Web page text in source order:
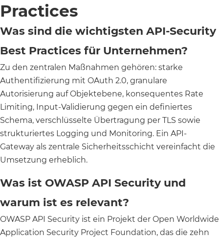
Practices
Was sind die wichtigsten API-Security
Best Practices für Unternehmen?
Zu den zentralen Maßnahmen gehören: starke
Authentifizierung mit OAuth 2.0, granulare
Autorisierung auf Objektebene, konsequentes Rate
Limiting, Input-Validierung gegen ein definiertes
Schema, verschlüsselte Übertragung per TLS sowie
strukturiertes Logging und Monitoring. Ein API-
Gateway als zentrale Sicherheitsschicht vereinfacht die
Umsetzung erheblich.
Was ist OWASP API Security und
warum ist es relevant?
OWASP API Security ist ein Projekt der Open Worldwide
Application Security Project Foundation, das die zehn